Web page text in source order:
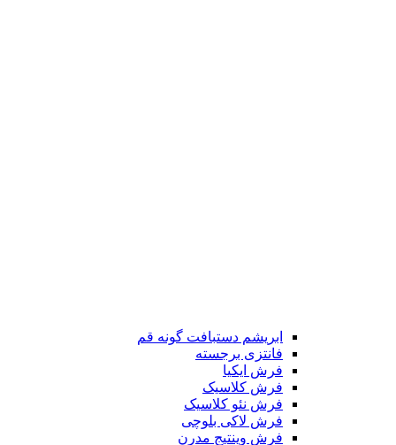
ابریشم دستبافت گونه قم
فانتزی برجسته
فرش ایکیا
فرش کلاسیک
فرش نئو کلاسیک
فرش لاکی بلوچی
فرش وینتیج مدرن